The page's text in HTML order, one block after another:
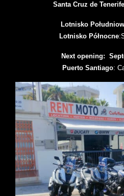
Santa Cruz de Tenerife
Lotnisko
Lotnisko Północne
Next opening:
Puerto Santiago: